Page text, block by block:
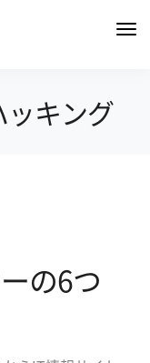
ッキング
の6つ